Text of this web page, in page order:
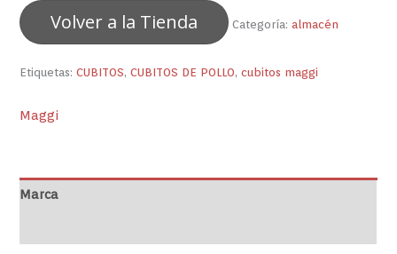
Volver a la Tienda Categoría:almacén
Etiquetas:CUBITOS,CUBITOS DE POLLO,cubitos maggi
Maggi
Marca